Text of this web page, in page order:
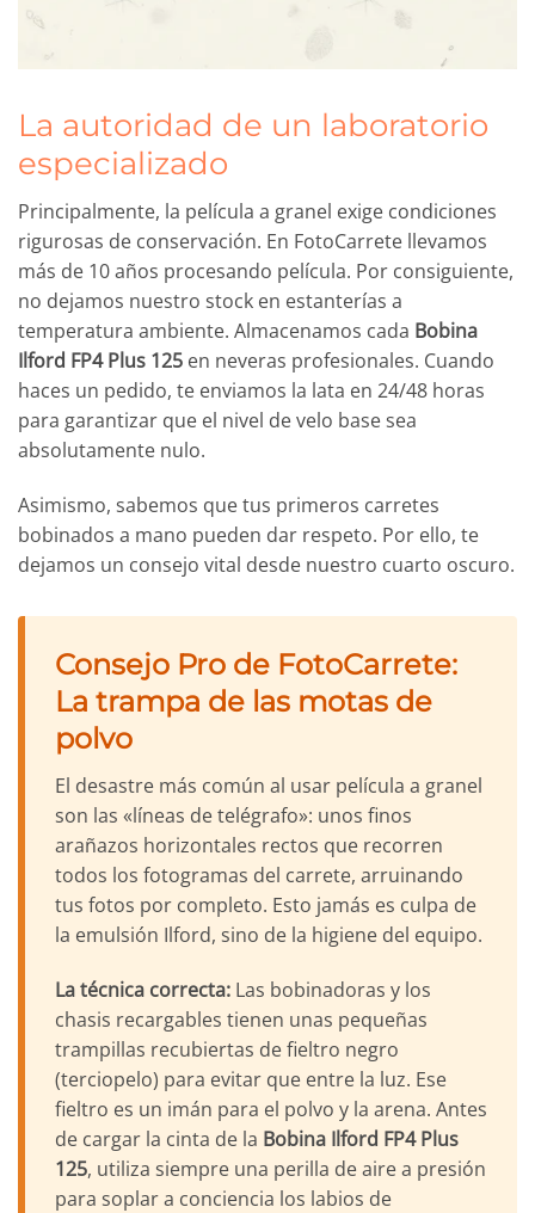
La autoridad de un laboratorio
especializado
Principalmente, la película a granel exige condiciones
rigurosas de conservación. En FotoCarrete llevamos
más de 10 años procesando película. Por consiguiente,
no dejamos nuestro stock en estanterías a
temperatura ambiente. Almacenamos cada Bobina
Ilford FP4 Plus 125 en neveras profesionales. Cuando
haces un pedido, te enviamos la lata en 24/48 horas
para garantizar que el nivel de velo base sea
absolutamente nulo.
Asimismo, sabemos que tus primeros carretes
bobinados a mano pueden dar respeto. Por ello, te
dejamos un consejo vital desde nuestro cuarto oscuro.
Consejo Pro de FotoCarrete:
La trampa de las motas de
polvo
El desastre más común al usar película a granel
son las «líneas de telégrafo»: unos finos
arañazos horizontales rectos que recorren
todos los fotogramas del carrete, arruinando
tus fotos por completo. Esto jamás es culpa de
la emulsión Ilford, sino de la higiene del equipo.
La técnica correcta: Las bobinadoras y los
chasis recargables tienen unas pequeñas
trampillas recubiertas de fieltro negro
(terciopelo) para evitar que entre la luz. Ese
fieltro es un imán para el polvo y la arena. Antes
de cargar la cinta de la Bobina Ilford FP4 Plus
125, utiliza siempre una perilla de aire a presión
para soplar a conciencia los labios de